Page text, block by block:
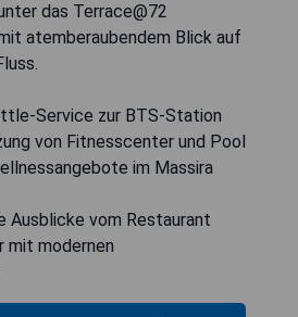
das Terrace@72
atemberaubendem Blick auf
Service zur BTS-Station
von Fitnesscenter und Pool
im Massira
Ausblicke vom Restaurant
mit modernen